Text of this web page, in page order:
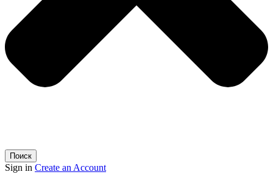
Поиск
Sign in Create an Account